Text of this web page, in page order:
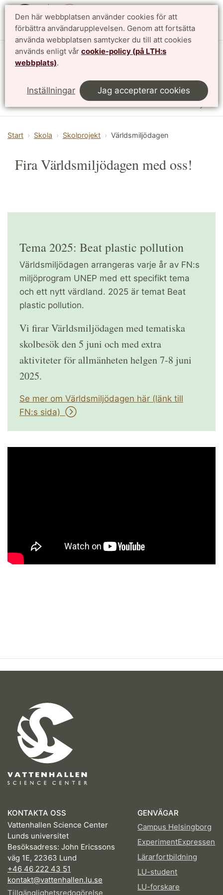
Den här webbplatsen använder cookies för att
förbättra användarupplevelsen. Genom att fortsätta
använda webbplatsen samtycker du till att cookies
används enligt vår cookie-policy (på LTH:s
webbplats).
Inställningar Jag accepterar cookies
Vattenhallen Science Center
Meny
Start Skola Skolprojekt Världsmiljödagen
Fira Världsmiljödagen med oss!
Tema 2025: Beat plastic pollution
Världsmiljödagen arrangeras varje år av FN:s
miljöprogram UNEP med ett specifikt tema
och ett nytt värdland. 2025 är temat Beat
plastic pollution.
Vi firar Världsmiljödagen med tematiska
skolbesök den 5 juni och med extra
aktiviteter för allmänheten helgen 7-8 juni
2025.
Se mer om Världsmiljödagen här (länk till
FN:s sida)
KONTAKTA OSS
Vattenhallen Science Center
Lunds universitet
Besöksadress: John Ericssons
väg 1E, 22363 Lund
+46 46 222 43 51
kontakt@vattenhallen.lu.se
Tillgänglighetsredogörelse
GENVÄGAR
Campus Helsingborg
ExperimentExpressen
Lärarfortbildning
LU-student
LU-forskare